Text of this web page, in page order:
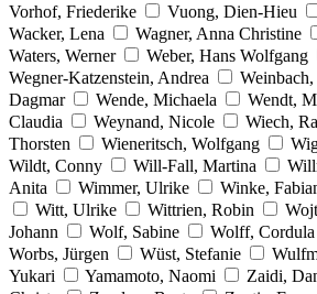
Vorhof, Friederike
Vuong, Dien-Hieu
Wacker, Lena
Wagner, Anna Christine
Waters, Werner
Weber, Hans Wolfgang
Wegner-Katzenstein, Andrea
Weinbach,
Dagmar
Wende, Michaela Wendt,
Claudia
Weynand, Nicole Wiech,
Thorsten
Wieneritsch, Wolfgang
Wildt, Conny
Will-Fall, Martina
Anita
Wimmer, Ulrike Winke,
Witt, Ulrike
Wittrien, Robin
Johann
Wolf, Sabine Wolff, Cordula
Worbs, Jürgen
Wüst, Stefanie
Yukari
Yamamoto, Naomi Zaidi,